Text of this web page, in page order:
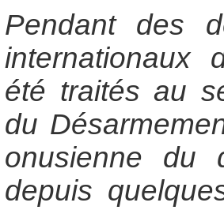
Pendant des
internationaux
été traités au
du
onusienne du
depuis